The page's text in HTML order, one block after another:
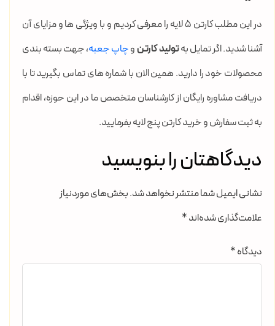
در این مطلب کارتن 5 لایه را معرفی کردیم و با ویژگی ها و مزایای آن
آشنا شدید. اگر تمایل بهتولید کارتنوچاپ جعبه، جهت بسته بندی
محصولات خود را دارید. همین الان با شماره های تماس بگیرید تا با
دریافت مشاوره رایگان از کارشناسان متخصص ما در این حوزه، اقدام
به ثبت سفارش و خرید کارتن پنج لایه بفرمایید.
دیدگاهتان را بنویسید
نشانی ایمیل شما منتشر نخواهد شد.بخش‌های موردنیاز
علامت‌گذاری شده‌اند*
دیدگاه*